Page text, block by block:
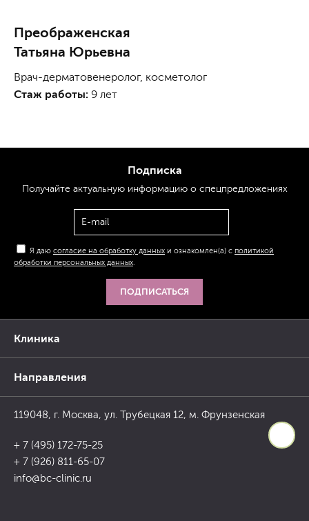
Преображенская
Татьяна Юрьевна
Врач-дерматовенеролог, косметолог
Стаж работы: 9 лет
Клиника
Направления
119048, г. Москва, ул. Трубецкая 12, м. Фрунзенская
+ 7 (495) 172-75-25
+ 7 (926) 811-65-07
info@bc-clinic.ru
Подписка
Получайте актуальнуюинформациюо спецпредложениях
Я даю согласие на обработку данных и ознакомлен(а) с политикой
обработки персональных данных
ПОДПИСАТЬСЯ